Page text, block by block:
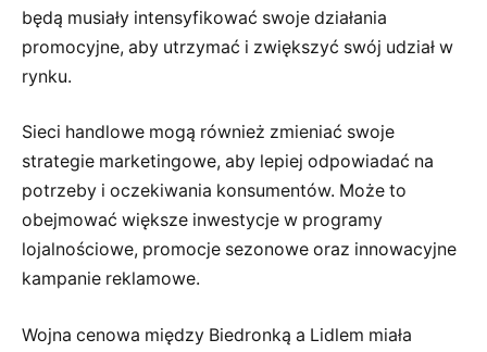
będą musiały intensyfikować swoje działania
promocyjne, aby utrzymać i zwiększyć swój udział w
rynku.
Sieci handlowe mogą również zmieniać swoje
strategie marketingowe, aby lepiej odpowiadać na
potrzeby i oczekiwania konsumentów. Może to
obejmować większe inwestycje w programy
lojalnościowe, promocje sezonowe oraz innowacyjne
kampanie reklamowe.
Wojna cenowa między Biedronką a Lidlem miała